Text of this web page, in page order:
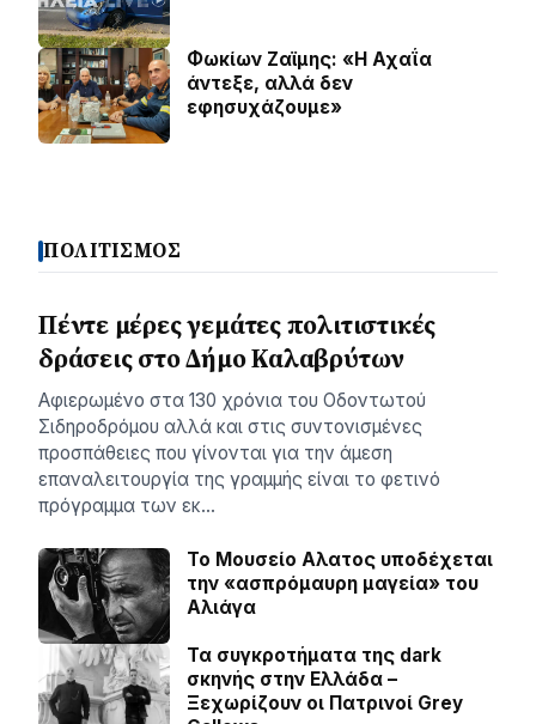
Φωκίων Ζαϊμης: «Η Αχαΐα
άντεξε, αλλά δεν
εφησυχάζουµε»
ΠΟΛΙΤΙΣΜΟΣ
Πέντε μέρες γεμάτες πολιτιστικές
δράσεις στο Δήμο Καλαβρύτων
Αφιερωμένο στα 130 χρόνια του Οδοντωτού
Σιδηροδρόμου αλλά και στις συντονισμένες
προσπάθειες που γίνονται για την άμεση
επαναλειτουργία της γραμμής είναι το φετινό
πρόγραμμα των εκ…
Το Μουσείο Αλατος υποδέχεται
την «ασπρόμαυρη μαγεία» του
Αλιάγα
Τα συγκροτήματα της dark
σκηνής στην Ελλάδα –
Ξεχωρίζουν οι Πατρινοί Grey